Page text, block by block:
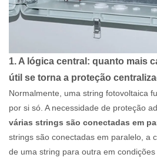
1. A lógica central: quanto mais
útil se torna a proteção
Normalmente, uma string fotovoltaica
por si só. A necessidade de proteção
várias strings são conectadas em
strings são conectadas em paralelo, a
de uma string para outra em